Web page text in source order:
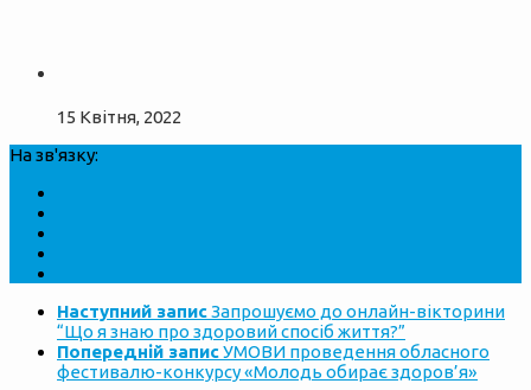
15 Квітня, 2022
На зв'язку:
Наступний записЗапрошуємо до онлайн-вікторини
“Що я знаю про здоровий спосіб життя?”
Попередній записУМОВИ проведення обласного
фестивалю-конкурсу «Молодь обирає здоров’я»